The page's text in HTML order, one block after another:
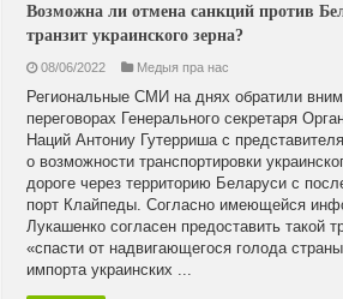
Возможна ли отмена санкций против
транзит украинского зерна?
08/06/2022 Медыя пра нас
Региональные СМИ на днях обратили
переговорах Генерального секретаря
Наций Антониу Гутерриша с
о возможности транспортировки
дороге через территорию Беларуси с
порт Клайпеды. Согласно имеющейся
Лукашенко согласен предоставить такой
«спасти от надвигающегося голода
импорта украинских ...